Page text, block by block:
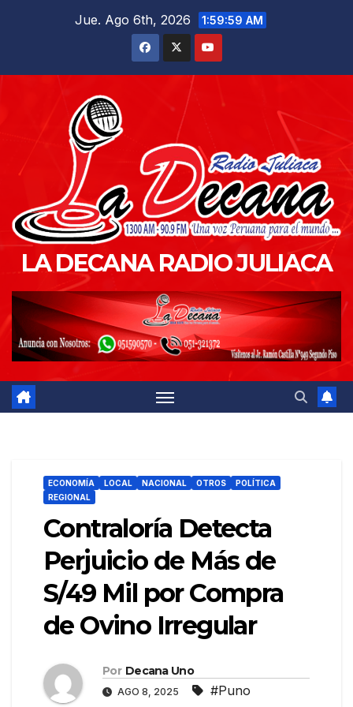
Jue. Ago 6th, 2026 2:00:00 AM
LA DECANA RADIO JULIACA
ECONOMÍA LOCAL NACIONAL OTROS
POLÍTICA
REGIONAL
Contraloría Detecta
Perjuicio de Más de
S/49 Mil por Compra
de Ovino Irregular
Por Decana Uno
AGO 8, 2025 #Puno